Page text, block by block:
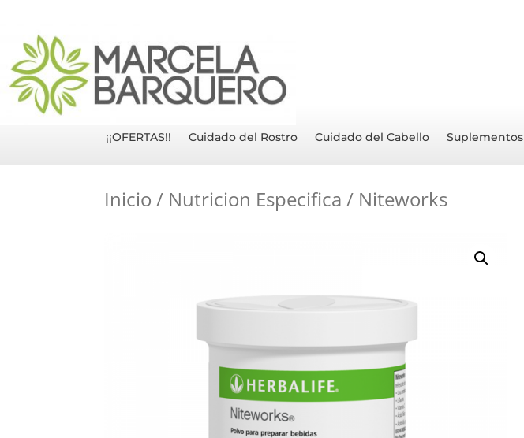
¡¡OFERTAS!! Cuidado del Rostro Cuidado del Cabello Suplementos
Inicio / Nutricion Especifica / Niteworks